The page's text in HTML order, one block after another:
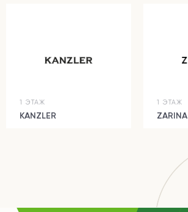
1 ЭТАЖ
KANZLER
1 ЭТАЖ
ZARINA